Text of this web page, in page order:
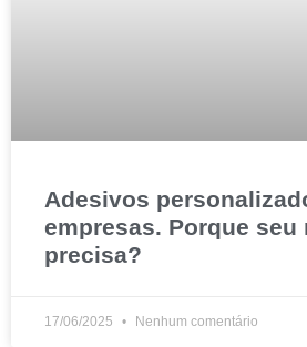
Adesivos
empresas. Porque seu
precisa?
17/06/2025 Nenhum comentário